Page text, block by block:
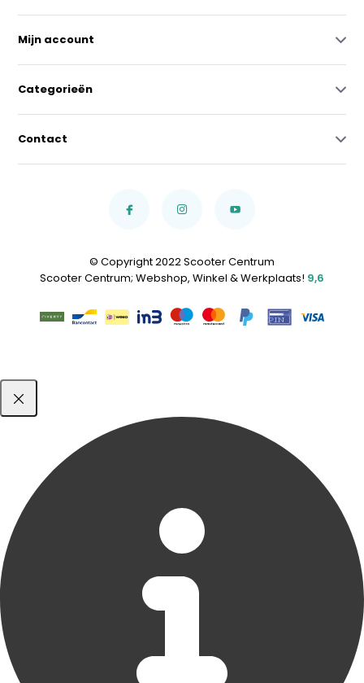
Mijn account
Categorieën
Contact
© Copyright 2022 Scooter Centrum
Scooter Centrum; Webshop, Winkel & Werkplaats! 9,6